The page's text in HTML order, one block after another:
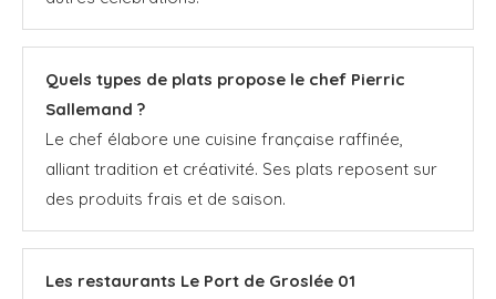
Quels types de plats propose le chef Pierric
Sallemand ?
Le chef élabore une cuisine française raffinée,
alliant tradition et créativité. Ses plats reposent sur
des produits frais et de saison.
Les restaurants Le Port de Groslée 01